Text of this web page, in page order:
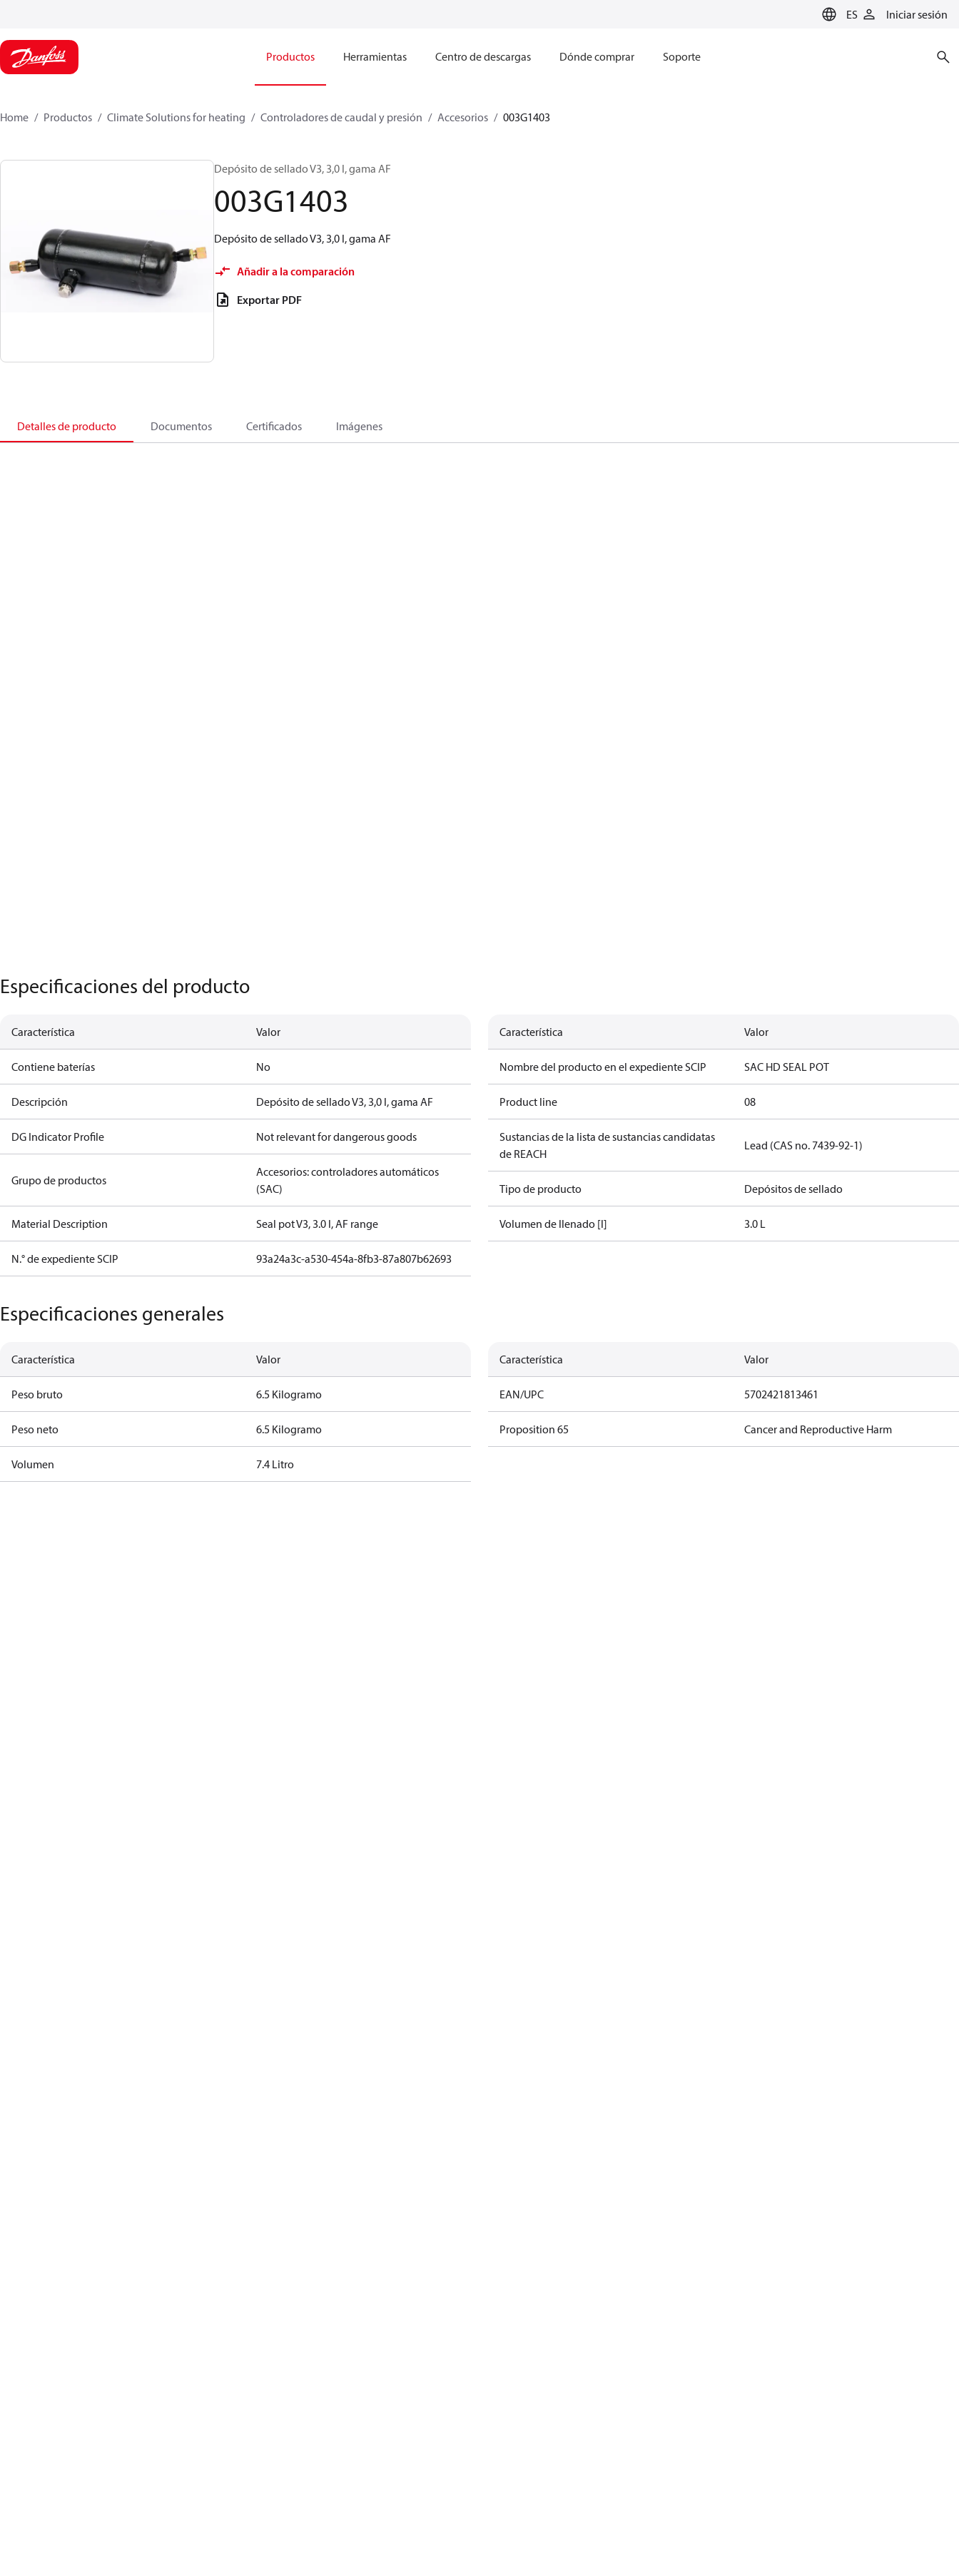
ES Iniciar sesión
Productos Herramientas Centro de descargas Dónde comprar Soporte
Home Productos Climate Solutions for heating Controladores de caudal y presión Accesorios 003G1403
Depósito de sellado V3, 3,0 l, gama AF
003G1403
Depósito de sellado V3, 3,0 l, gama AF
Añadir a la comparación
Exportar PDF
Detalles de producto Documentos Certificados Imágenes
Especificaciones del producto
Característica Valor
Contiene baterías No
Descripción Depósito de sellado V3, 3,0 l, gama AF
DG Indicator Profile Not relevant for dangerous goods
Grupo de productos
Accesorios: controladores automáticos
(SAC)
Material Description Seal pot V3, 3.0 l, AF range
N.° de expediente SCIP 93a24a3c-a530-454a-8fb3-87a807b62693
Característica Valor
Nombre del producto en el expediente SCIP SAC HD SEAL POT
Product line 08
Sustancias de la lista de sustancias candidatas
de REACH
Lead (CAS no. 7439-92-1)
Tipo de producto Depósitos de sellado
Volumen de llenado [l] 3.0 L
Especificaciones generales
Característica Valor
Peso bruto 6.5 Kilogramo
Peso neto 6.5 Kilogramo
Volumen 7.4 Litro
Característica Valor
EAN/UPC 5702421813461
Proposition 65 Cancer and Reproductive Harm